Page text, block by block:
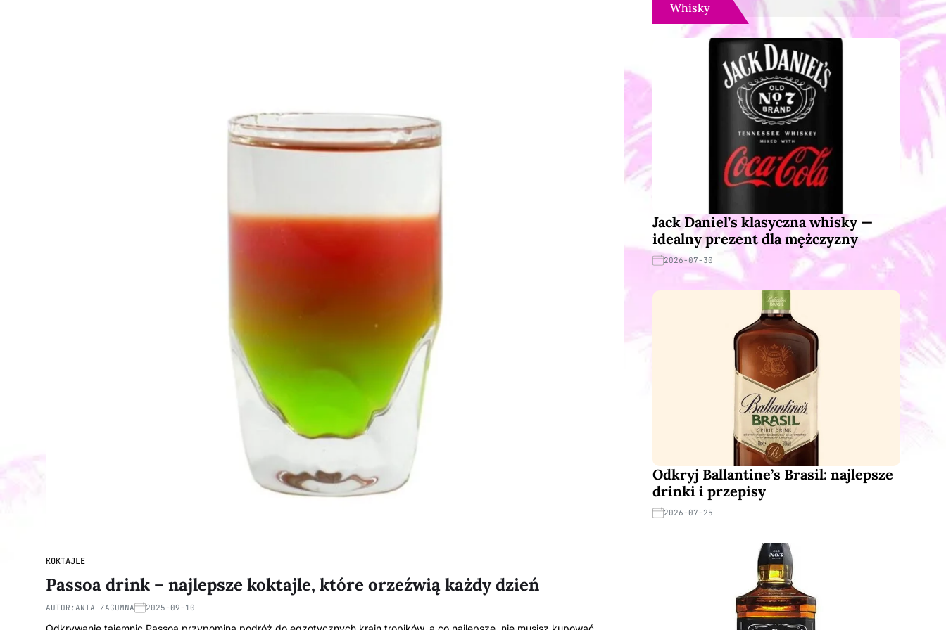
KOKTAJLE
Passoa drink – najlepsze koktajle, które orzeźwią każdy dzień
AUTOR: ANIA ZAGUMNA 2025-09-10
Whisky
Jack Daniel’s klasyczna whisky —
idealny prezent dla mężczyzny
2026-07-30
Odkryj Ballantine’s Brasil: najlepsze
drinki i przepisy
2026-07-25